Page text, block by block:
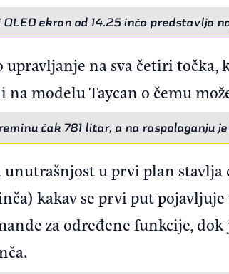
ekran od 14.25 inča predstavlja
na sva četiri točka,
na modelu Taycan o čemu
čak 781 litar, a na raspolaganju
unutrašnjost u prvi plan
kakav se prvi put
za određene funkcije, dok